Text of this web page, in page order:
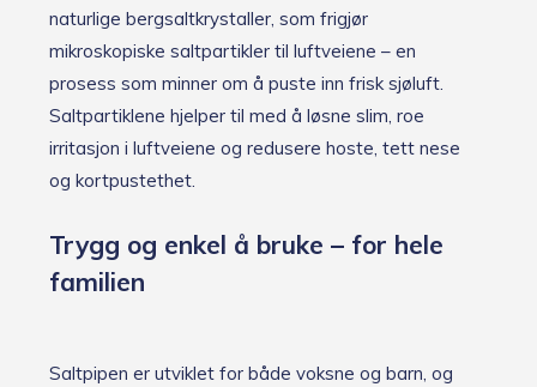
naturlige bergsaltkrystaller, som frigjør
mikroskopiske saltpartikler til luftveiene – en
prosess som minner om å puste inn frisk sjøluft.
Saltpartiklene hjelper til med å løsne slim, roe
irritasjon i luftveiene og redusere hoste, tett nese
og kortpustethet.
Trygg og enkel å bruke – for hele
familien
Saltpipen er utviklet for både voksne og barn, og